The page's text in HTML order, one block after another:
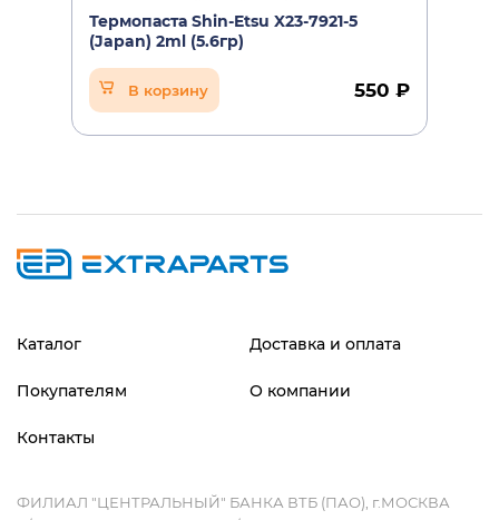
Термопаста Shin-Etsu X23-7921-5
(Japan) 2ml (5.6гр)
В корзину 550 ₽
Каталог Доставка и оплата
Покупателям О компании
Контакты
ФИЛИАЛ "ЦЕНТРАЛЬНЫЙ" БАНКА ВТБ (ПАО), г.МОСКВА